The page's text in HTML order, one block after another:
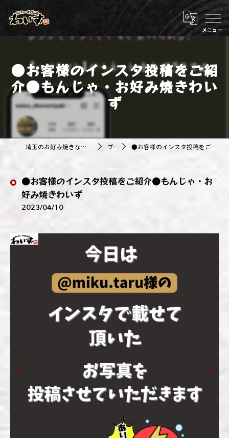
●お客様のインスタ投稿をご紹
介●もんじゃ・お好み焼きわい
ず
埼玉のお好み焼きなら株式会社アジルカンパニー ブログ ●お客様のインスタ投稿をご紹介●もんじゃ・お好み焼きわいず
●お客様のインスタ投稿をご紹介●もんじゃ・お
好み焼きわいず
2023/04/10